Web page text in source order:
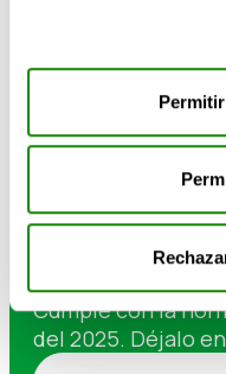
Ya puedes
comerciales
Cumple con la
del 2025. Déjalo